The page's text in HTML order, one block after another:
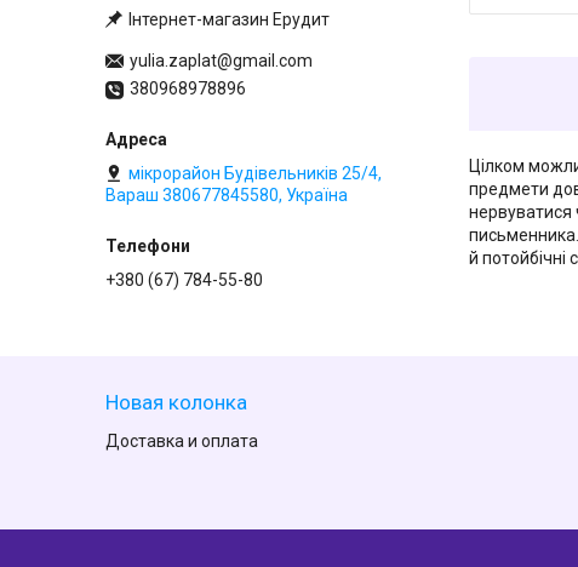
Цілком
предмети
нервуватися
й потойбічні
Інтернет-магазин Ерудит
yulia.zaplat@gmail.com
380968978896
мікрорайон Будівельників 25/4,
Вараш 380677845580, Україна
+380 (67) 784-55-80
Новая колонка
Доставка и оплата